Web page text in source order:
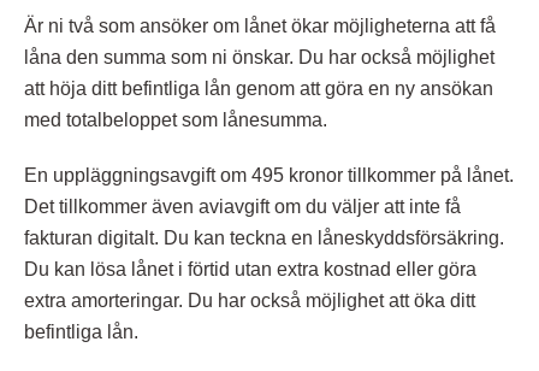
Är ni två som ansöker om lånet ökar möjligheterna att få
låna den summa som ni önskar. Du har också möjlighet
att höja ditt befintliga lån genom att göra en ny ansökan
med totalbeloppet som lånesumma.
En uppläggningsavgift om 495 kronor tillkommer på lånet.
Det tillkommer även aviavgift om du väljer att inte få
fakturan digitalt. Du kan teckna en låneskyddsförsäkring.
Du kan lösa lånet i förtid utan extra kostnad eller göra
extra amorteringar. Du har också möjlighet att öka ditt
befintliga lån.